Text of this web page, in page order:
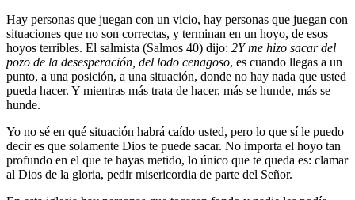
Hay personas que juegan con un vicio, hay personas que juegan con
situaciones que no son correctas, y terminan en un hoyo, de esos
hoyos terribles. El salmista (Salmos 40) dijo: 2Y me hizo sacar del
pozo de la desesperación, del lodo cenagoso, es cuando llegas a un
punto, a una posición, a una situación, donde no hay nada que usted
pueda hacer. Y mientras más trata de hacer, más se hunde, más se
hunde.
Yo no sé en qué situación habrá caído usted, pero lo que sí le puedo
decir es que solamente Dios te puede sacar. No importa el hoyo tan
profundo en el que te hayas metido, lo único que te queda es: clamar
al Dios de la gloria, pedir misericordia de parte del Señor.